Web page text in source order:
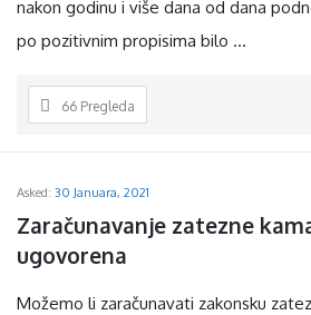
t
e
s
P
i
t
a
n
nakon godinu i više dana od dana
po pozitivnim propisima bilo ...
66 Pregleda
Asked: 30 Januara, 2021
Zaračunavanje zatezne
ugovorena
Možemo li zaračunavati zakonsku